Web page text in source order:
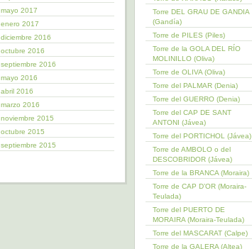
mayo 2017
enero 2017
diciembre 2016
octubre 2016
septiembre 2016
mayo 2016
abril 2016
marzo 2016
noviembre 2015
octubre 2015
septiembre 2015
Torre DEL GRAU DE GANDIA
(Gandía)
Torre de PILES (Piles)
Torre de la GOLA DEL RÍO
MOLINILLO (Oliva)
Torre de OLIVA (Oliva)
Torre del PALMAR (Denia)
Torre del GUERRO (Denia)
Torre del CAP DE SANT
ANTONI (Jávea)
Torre del PORTICHOL (Jávea)
Torre de AMBOLO o del
DESCOBRIDOR (Jávea)
Torre de la BRANCA (Moraira)
Torre de CAP D’OR (Moraira-
Teulada)
Torre del PUERTO DE
MORAIRA (Moraira-Teulada)
Torre del MASCARAT (Calpe)
Torre de la GALERA (Altea)